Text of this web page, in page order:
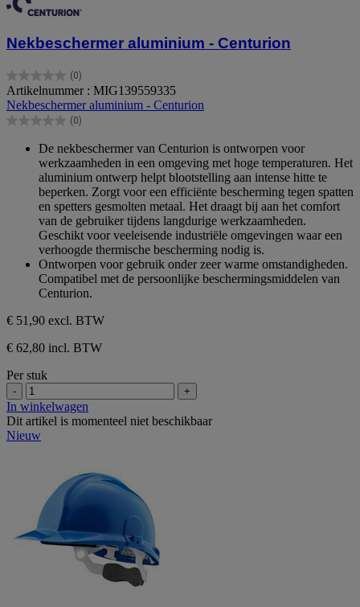
Nekbeschermer aluminium - Centurion
(0)
0.0
van
de
5
Artikelnummer : MIG139559335
Nekbeschermer aluminium - Centurion
(0)
0.0
sterren.
De nekbeschermer van Centurion is ontworpen voor
werkzaamheden in een omgeving met hoge temperaturen. Het
aluminium ontwerp helpt blootstelling aan intense hitte te
beperken. Zorgt voor een efficiënte bescherming tegen spatten
en spetters gesmolten metaal. Het draagt bij aan het comfort
van de gebruiker tijdens langdurige werkzaamheden.
Geschikt voor veeleisende industriële omgevingen waar een
verhoogde thermische bescherming nodig is.
Ontworpen voor gebruik onder zeer warme omstandigheden.
Compatibel met de persoonlijke beschermingsmiddelen van
Centurion.
€ 51,90 excl. BTW
€ 62,80 incl. BTW
Per stuk
- +
In winkelwagen
Dit artikel is momenteel niet beschikbaar
Nieuw